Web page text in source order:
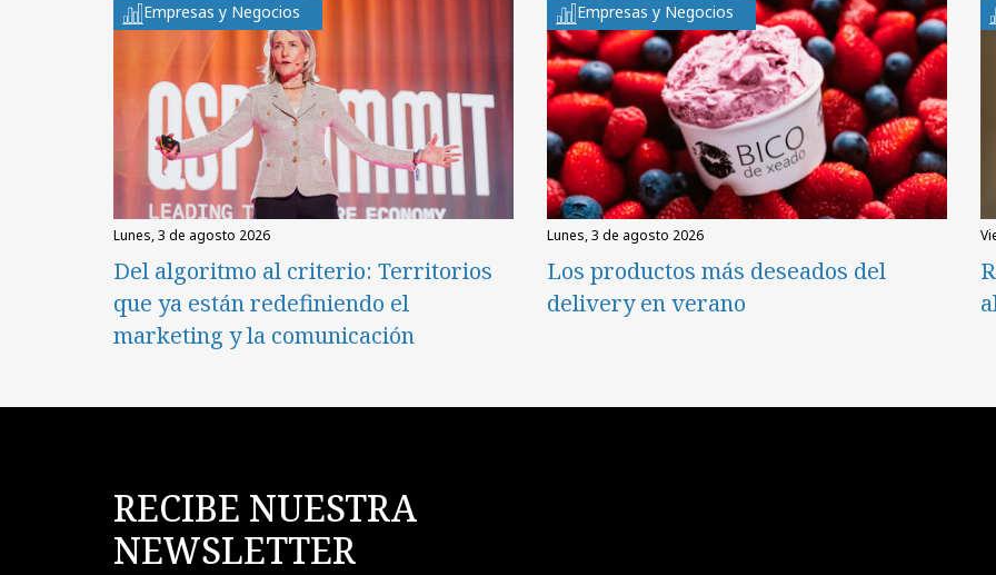
Empresas y Negocios
lunes, 3 de agosto 2026
Del algoritmo al criterio: Territorios
que ya están redefiniendo el
marketing y la comunicación
Empresas y Negocios
lunes, 3 de agosto 2026
Los productos más deseados del
delivery en verano
RECIBE NUESTRA
NEWSLETTER